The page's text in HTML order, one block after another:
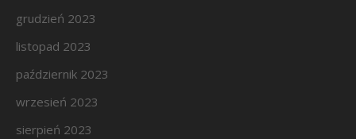
grudzień 2023
listopad 2023
październik 2023
wrzesień 2023
sierpień 2023